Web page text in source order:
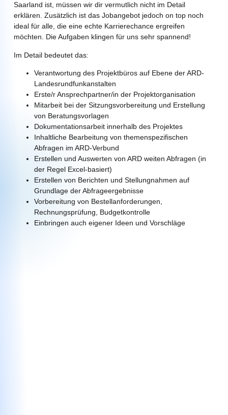
Saarland ist, müssen wir dir vermutlich nicht im Detail
erklären. Zusätzlich ist das Jobangebot jedoch on top noch
ideal für alle, die eine echte Karrierechance ergreifen
möchten. Die Aufgaben klingen für uns sehr spannend!
Im Detail bedeutet das:
Verantwortung des Projektbüros auf Ebene der ARD-
Landesrundfunkanstalten
Erste/r Ansprechpartner/in der Projektorganisation
Mitarbeit bei der Sitzungsvorbereitung und Erstellung
von Beratungsvorlagen
Dokumentationsarbeit innerhalb des Projektes
Inhaltliche Bearbeitung von themenspezifischen
Abfragen im ARD-Verbund
Erstellen und Auswerten von ARD weiten Abfragen (in
der Regel Excel-basiert)
Erstellen von Berichten und Stellungnahmen auf
Grundlage der Abfrageergebnisse
Vorbereitung von Bestellanforderungen,
Rechnungsprüfung, Budgetkontrolle
Einbringen auch eigener Ideen und Vorschläge